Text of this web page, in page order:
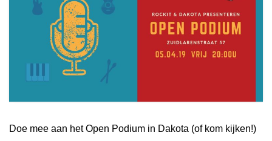
Doe mee aan het Open Podium in Dakota (of kom kijken!)